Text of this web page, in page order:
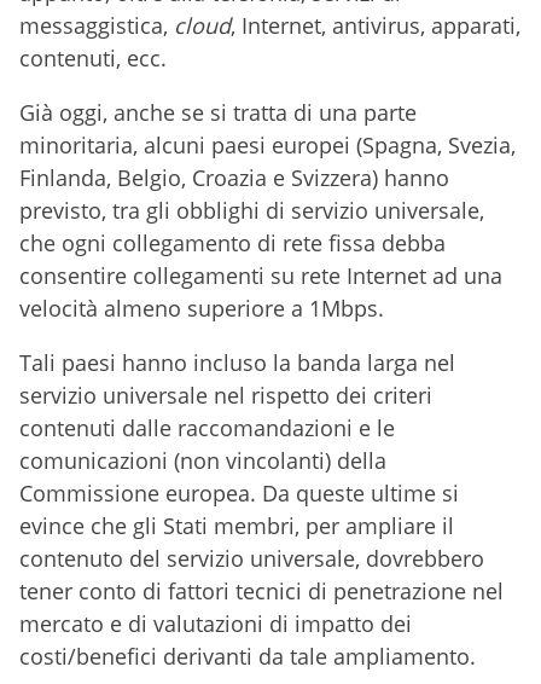
messaggistica, cloud, Internet, antivirus, apparati,
contenuti, ecc.
Già oggi, anche se si tratta di una parte
minoritaria, alcuni paesi europei (Spagna, Svezia,
Finlanda, Belgio, Croazia e Svizzera) hanno
previsto, tra gli obblighi di servizio universale,
che ogni collegamento di rete fissa debba
consentire collegamenti su rete Internet ad una
velocità almeno superiore a 1Mbps.
Tali paesi hanno incluso la banda larga nel
servizio universale nel rispetto dei criteri
contenuti dalle raccomandazioni e le
comunicazioni (non vincolanti) della
Commissione europea. Da queste ultime si
evince che gli Stati membri, per ampliare il
contenuto del servizio universale, dovrebbero
tener conto di fattori tecnici di penetrazione nel
mercato e di valutazioni di impatto dei
costi/benefici derivanti da tale ampliamento.